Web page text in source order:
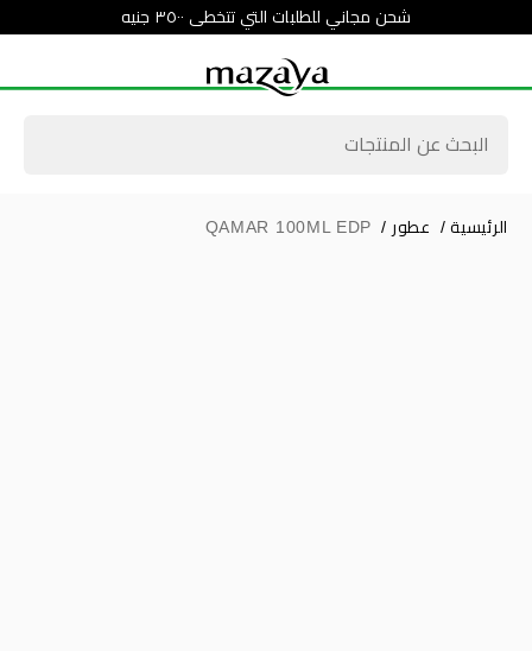
شحن مجاني للطلبات التي تتخطى ٣٥٠٠ جنيه
الرئيسية / عطور /
QAMAR 100ML EDP